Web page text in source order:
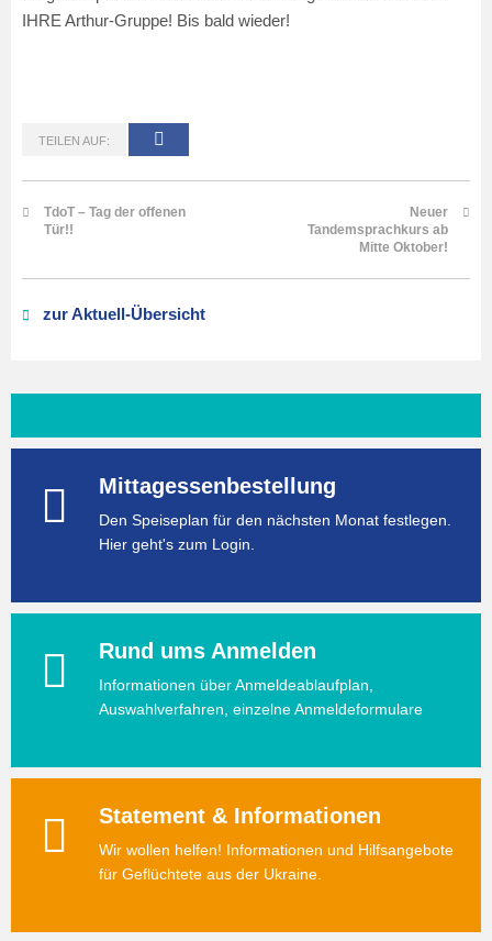
IHRE Arthur-Gruppe! Bis bald wieder!
TEILEN AUF:
TdoT – Tag der offenen
Tür!!
Neuer
Tandemsprachkurs ab
Mitte Oktober!
zur Aktuell-Übersicht
Mittagessenbestellung
Den Speiseplan für den nächsten Monat festlegen.
Hier geht's zum Login.
Rund ums Anmelden
Informationen über Anmeldeablaufplan,
Auswahlverfahren, einzelne Anmeldeformulare
Statement & Informationen
Wir wollen helfen! Informationen und Hilfsangebote
für Geflüchtete aus der Ukraine.